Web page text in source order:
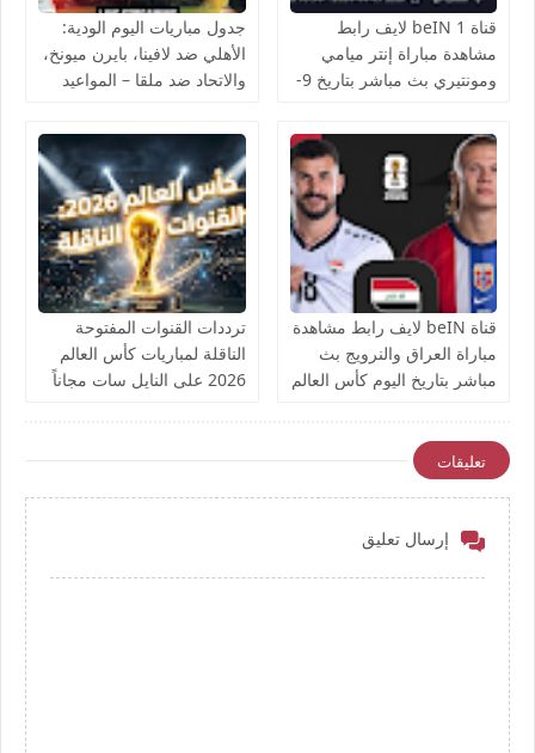
قناة beIN 1 لايف رابط
مشاهدة مباراة إنتر ميامي
ومونتيري بث مباشر بتاريخ 9-
الودية يوتيوب بدون تقطيع
جدول مباريات اليوم الودية:
الأهلي ضد لافينا، بايرن ميونخ،
والاتحاد ضد ملقا – المواعيد
قناة beIN لايف رابط مشاهدة
مباراة العراق والنرويج بث
مباشر بتاريخ اليوم كأس العالم
ترددات القنوات المفتوحة
الناقلة لمباريات كأس العالم
2026 على النايل سات مجاناً
تعليقات
إرسال تعليق